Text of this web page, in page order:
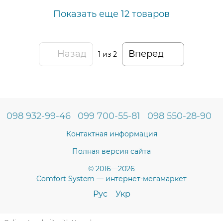
Показать еще 12 товаров
Назад 1 из 2 Вперед
098 932-99-46 099 700-55-81 098 550-28-90
Контактная информация
Полная версия сайта
© 2016—2026
Comfort System — интернет-мегамаркет
Рус Укр